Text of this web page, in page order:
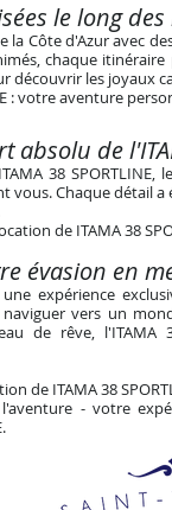
le long
la Côte d'Azur avec
chaque
découvrir les joyaux
: votre aventure
de
38
vous. Chaque détail
de ITAMA 38
évasion en
expérience
vers un
de rêve, l'ITAMA
de ITAMA 38
- votre